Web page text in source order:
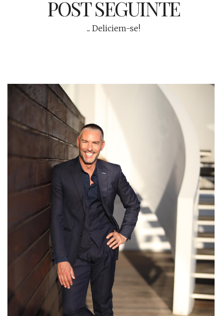
POST SEGUINTE
... Deliciem-se!